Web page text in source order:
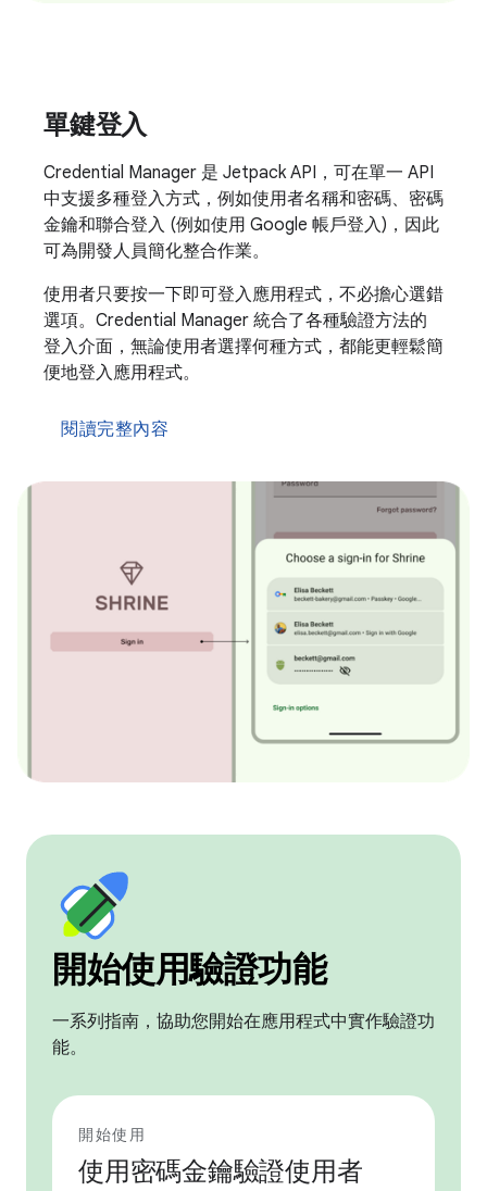
單鍵登入
Credential Manager 是 Jetpack API，可在單一 API
中支援多種登入方式，例如使用者名稱和密碼、密碼
金鑰和聯合登入 (例如使用 Google 帳戶登入)，因此
可為開發人員簡化整合作業。
使用者只要按一下即可登入應用程式，不必擔心選錯
選項。Credential Manager 統合了各種驗證方法的
登入介面，無論使用者選擇何種方式，都能更輕鬆簡
便地登入應用程式。
閱讀完整內容
開始使用驗證功能
一系列指南，協助您開始在應用程式中實作驗證功
能。
開始使用
使用密碼金鑰驗證使用者